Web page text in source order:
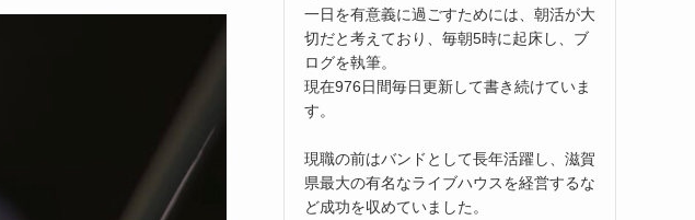
一日を有意義に過ごすためには、朝活が大
切だと考えており、毎朝5時に起床し、ブ
ログを執筆。
現在976日間毎日更新して書き続けていま
す。
現職の前はバンドとして長年活躍し、滋賀
県最大の有名なライブハウスを経営するな
ど成功を収めていました。